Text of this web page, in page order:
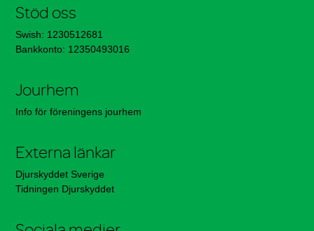
Stöd oss
Swish: 1230512681
Bankkonto: 12350493016
Jourhem
Info för föreningens jourhem
Externa länkar
Djurskyddet Sverige
Tidningen Djurskyddet